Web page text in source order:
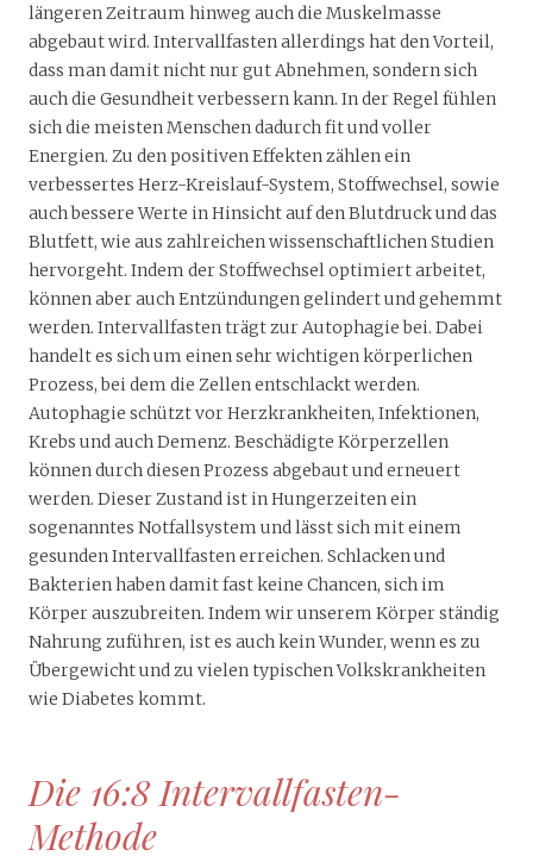
längeren Zeitraum hinweg auch die Muskelmasse
abgebaut wird. Intervallfasten allerdings hat den Vorteil,
dass man damit nicht nur gut Abnehmen, sondern sich
auch die Gesundheit verbessern kann. In der Regel fühlen
sich die meisten Menschen dadurch fit und voller
Energien. Zu den positiven Effekten zählen ein
verbessertes Herz-Kreislauf-System, Stoffwechsel, sowie
auch bessere Werte in Hinsicht auf den Blutdruck und das
Blutfett, wie aus zahlreichen wissenschaftlichen Studien
hervorgeht. Indem der Stoffwechsel optimiert arbeitet,
können aber auch Entzündungen gelindert und gehemmt
werden. Intervallfasten trägt zur Autophagie bei. Dabei
handelt es sich um einen sehr wichtigen körperlichen
Prozess, bei dem die Zellen entschlackt werden.
Autophagie schützt vor Herzkrankheiten, Infektionen,
Krebs und auch Demenz. Beschädigte Körperzellen
können durch diesen Prozess abgebaut und erneuert
werden. Dieser Zustand ist in Hungerzeiten ein
sogenanntes Notfallsystem und lässt sich mit einem
gesunden Intervallfasten erreichen. Schlacken und
Bakterien haben damit fast keine Chancen, sich im
Körper auszubreiten. Indem wir unserem Körper ständig
Nahrung zuführen, ist es auch kein Wunder, wenn es zu
Übergewicht und zu vielen typischen Volkskrankheiten
wie Diabetes kommt.
Die 16:8 Intervallfasten-
Methode